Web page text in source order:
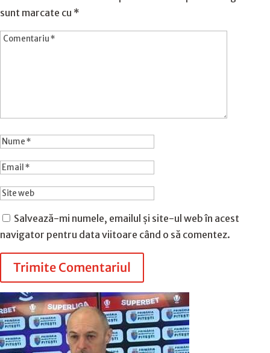
sunt marcate cu *
Salvează-mi numele, emailul și site-ul web în acest
navigator pentru data viitoare când o să comentez.
Trimite Comentariul